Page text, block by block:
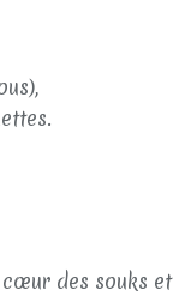
des souks et